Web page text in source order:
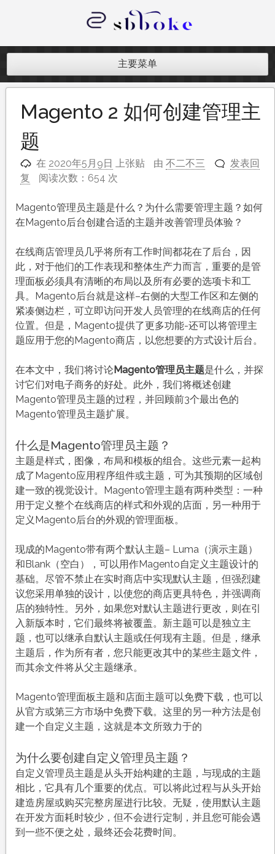
内
记录跨境电商独立站开发遇到的点点
主要菜单
Magento 2 如何创建管理主
题
在 2020年5月9日 上张贴 由 不二不三
发表回
复
阅读次数：654 次
Magento管理员主题是什么？为什么需要管理主题？如何
在Magento后台创建合适的主题并改善管理员体验？
在线商店管理员几乎将所有工作时间都花在了后台，因
此，对于他们的工作表现和整体生产力而言，重要的是管
理面板必须具有清晰的布局以及所有必要的选项卡和工
具。Magento后台就是这样–右侧的大型工作区和左侧的
紧凑侧边栏，可立即访问开发人员管理的在线商店的任何
位置。但是，Magento提供了更多功能-还可以将管理主
题应用于您的Magento商店，以您想要的方式设计后台。
在本文中，我们将讨论Magento管理员主题是什么，并探
讨它们对电子商务的好处。此外，我们将概述创建
Magento管理员主题的过程，并回顾前3个最出色的
Magento管理员主题扩展。
什么是Magento管理员主题？
主题是样式，图像，布局和模板的组合。这些元素一起构
成了Magento应用程序组件或主题，可为其预期的区域创
建一致的视觉设计。Magento管理主题有两种类型：一种
用于定义整个在线商店的样式和外观的店面，另一种用于
定义Magento后台的外观的管理面板。
现成的Magento带有两个默认主题– Luma（演示主题）
和Blank（空白），可以用作Magento自定义主题设计的
基础。尽管不禁止在实时商店中实现默认主题，但强烈建
议您采用单独的设计，以使您的商店更具特色，并强调商
店的独特性。另外，如果您对默认主题进行更改，则在引
入新版本时，它们最终将被覆盖。新主题可以是独立主
题，也可以继承自默认主题或任何现有主题。但是，继承
主题后，作为所有者，您只能更改其中的某些主题文件，
而其余文件将从父主题继承。
Magento管理面板主题和店面主题可以免费下载，也可以
从官方或第三方市场中免费下载。这里的另一种方法是创
建一个自定义主题，这就是本文所致力于的
为什么要创建自定义管理员主题？
自定义管理员主题是从头开始构建的主题，与现成的主题
相比，它具有几个重要的优点。可以将此过程与从头开始
建造房屋或购买完整房屋进行比较。无疑，使用默认主题
在开发方面耗时较少，但不会进行定制，并且您可能会遇
到一些不便之处，最终还会花费时间。